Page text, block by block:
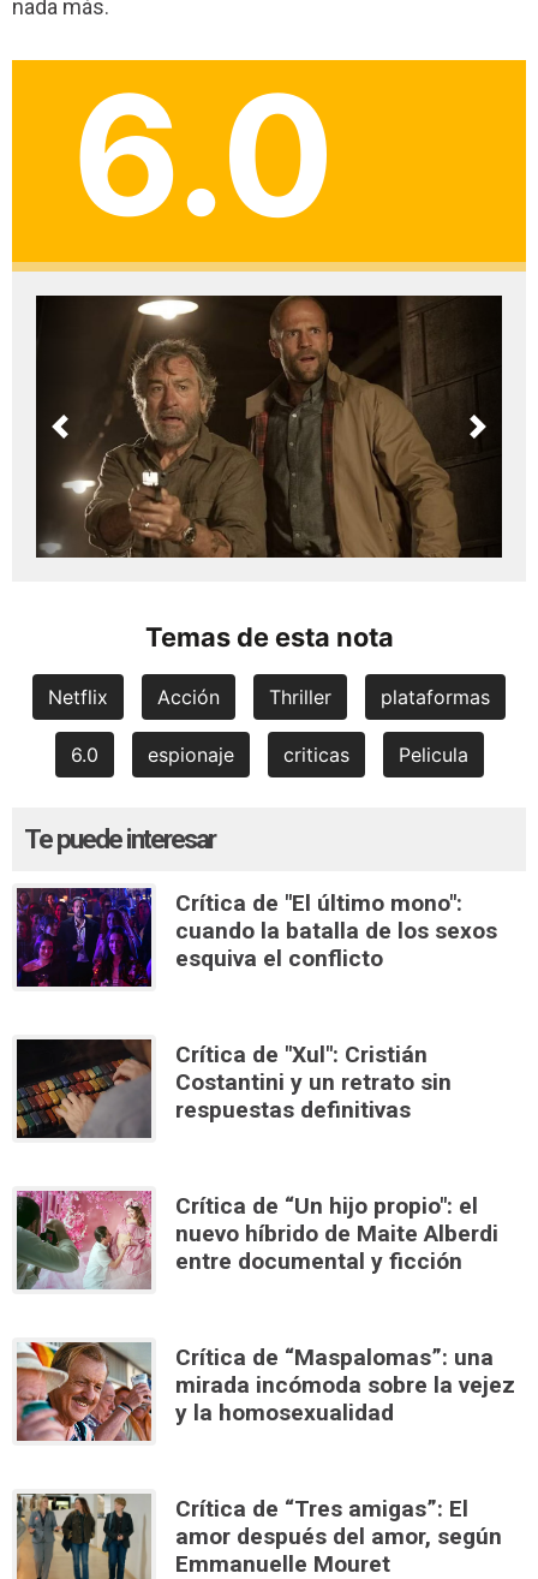
nada más.
6.0
Previous Next
Temas de esta nota
Netflix Acción Thriller plataformas
6.0 espionaje criticas Pelicula
Te puede interesar
Crítica de "El último mono":
cuando la batalla de los sexos
esquiva el conflicto
Crítica de "Xul": Cristián
Costantini y un retrato sin
respuestas definitivas
Crítica de “Un hijo propio": el
nuevo híbrido de Maite Alberdi
entre documental y ficción
Crítica de “Maspalomas”: una
mirada incómoda sobre la vejez
y la homosexualidad
Crítica de “Tres amigas”: El
amor después del amor, según
Emmanuelle Mouret